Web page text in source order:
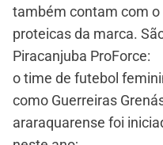
também contam com
proteicas da marca.
Piracanjuba ProForce:
o time de futebol
como Guerreiras
araraquarense foi